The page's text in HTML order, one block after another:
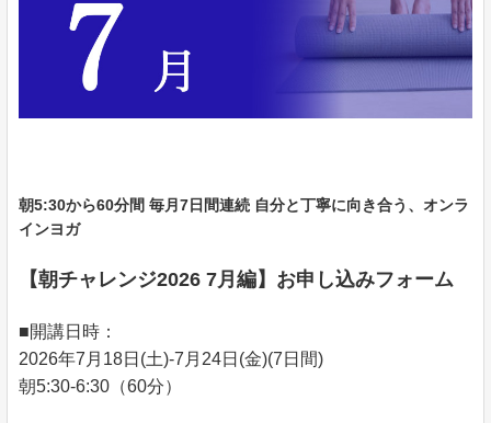
朝5:30から60分間 毎月7日間連続 自分と丁寧に向き合う、オンラ
インヨガ
【朝チャレンジ2026 7月編】お申し込みフォーム
■開講日時：
2026年7月18日(土)-7月24日(金)(7日間)
朝5:30-6:30（60分）